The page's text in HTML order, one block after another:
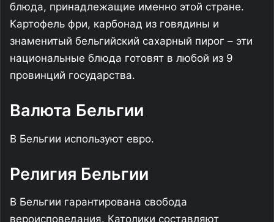
блюда, принадлежащие именно этой стране.
Картофель фри, карбонад из говядины и
знаменитый бельгийский сахарный пирог – эти
национальные блюда готовят в любой из 9
провинций государства.
Валюта Бельгии
В Бельгии используют евро.
Религия Бельгии
В Бельгии гарантирована свобода
вероисповедания. Католики составляют